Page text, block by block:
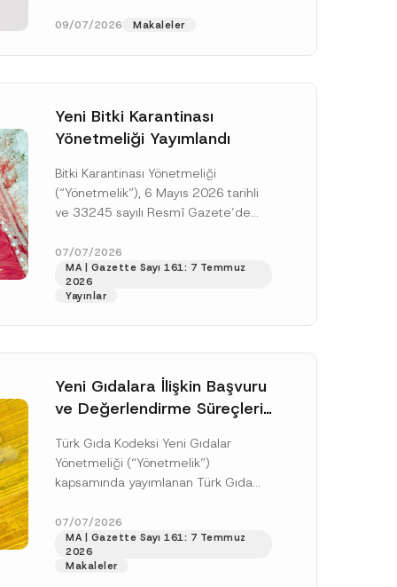
Hükmedilmiştir
Rekabetin Korunması Hakkında
09/07/2026 Makaleler
Yeni Bitki Karantinası
Yönetmeliği Yayımlandı
Bitki Karantinası Yönetmeliği
(“Yönetmelik”), 6 Mayıs 2026 tarihli
ve 33245 sayılı Resmî Gazete’de
doksan gün sonra yani 9 Ağustos...
[Devamını Oku]
07/07/2026
MA | Gazette Sayı 161: 7 Temmuz
2026
Yayınlar
Yeni Gıdalara İlişkin Başvuru
ve Değerlendirme Süreçleri
Türk Gıda Kodeksi Yeni Gıdalar
Yönetmeliği (“Yönetmelik”)
kapsamında yayımlanan Türk Gıda
Uygulama Tebliği (“Tebliğ”) ile yeni
gıdalara ve diğer...[Devamını Oku]
07/07/2026
MA | Gazette Sayı 161: 7 Temmuz
2026
Makaleler
*
*
A
d
s
i
izin veriyorum.